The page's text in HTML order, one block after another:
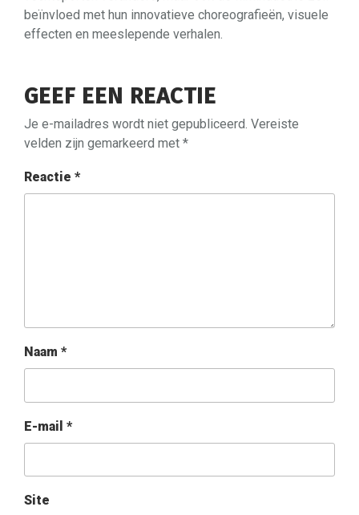
beïnvloed met hun innovatieve choreografieën, visuele
effecten en meeslepende verhalen.
GEEF EEN REACTIE
Je e-mailadres wordt niet gepubliceerd. Vereiste
velden zijn gemarkeerd met *
Reactie *
Naam *
E-mail *
Site